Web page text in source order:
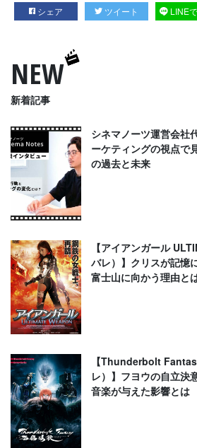
シェア ツイート LINE
NEW
新着記事
シネマノーツ運営会社
ーケティングの視点で
の過去と未来
【アイアンガール
バレ）】クリスが記憶
富士山に向かう理由と
【Thunderbolt
レ）】フヨウの自立決
音楽が与えた影響とは